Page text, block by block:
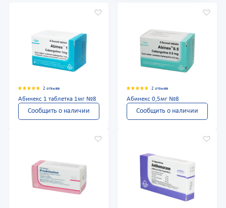
2 отзыва
Абинекс 1 таблетка 1мг №8
Сообщить о наличии
2 отзыва
Абинекс 0,5мг №8
Сообщить о наличии